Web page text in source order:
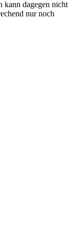
kann dagegen nicht
nur noch